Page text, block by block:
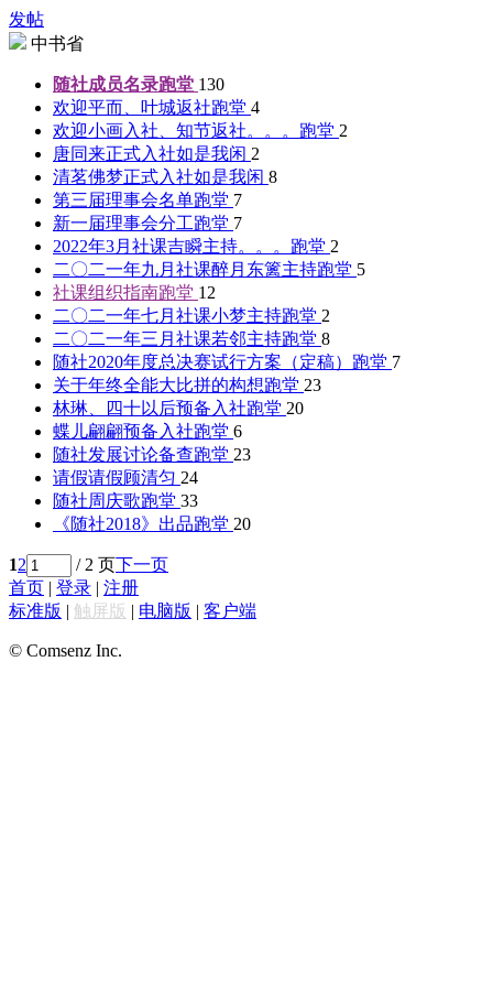
发帖
中书省
随社成员名录跑堂 130
欢迎平而、叶城返社跑堂 4
欢迎小画入社、知节返社。。。 跑堂 2
唐同来正式入社如是我闲 2
清茗佛梦正式入社如是我闲 8
第三届理事会名单跑堂 7
新一届理事会分工跑堂 7
2022年3月社课吉瞬主持。。。 跑堂 2
二〇二一年九月社课醉月东篱主持跑堂 5
社课组织指南跑堂 12
二〇二一年七月社课小梦主持跑堂 2
二〇二一年三月社课若邻主持跑堂 8
随社2020年度总决赛试行方案（定稿） 跑堂 7
关于年终全能大比拼的构想跑堂 23
林琳、四十以后预备入社跑堂 20
蝶儿翩翩预备入社跑堂 6
随社发展讨论备查跑堂 23
请假请假顾清匀 24
随社周庆歌跑堂 33
《随社2018》出品跑堂 20
12 / 2 页下一页
首页 | 登录 | 注册
标准版 | 触屏版 | 电脑版 | 客户端
© Comsenz Inc.